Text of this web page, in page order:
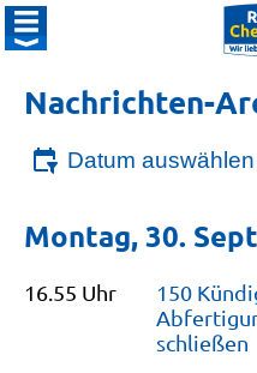
Nachrichten-
Datum auswählen
Montag, 30.
16.55 Uhr
150
schließen